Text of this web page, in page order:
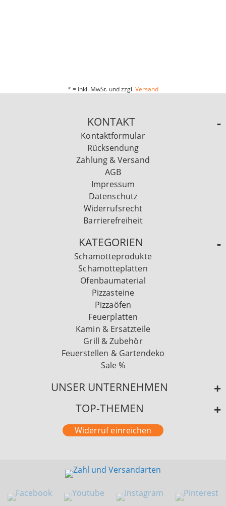
* = Inkl. MwSt. und zzgl.Versand
KONTAKT
Kontaktformular
Rücksendung
Zahlung & Versand
AGB
Impressum
Datenschutz
Widerrufsrecht
Barrierefreiheit
KATEGORIEN
Schamotteprodukte
Schamotteplatten
Ofenbaumaterial
Pizzasteine
Pizzaöfen
Feuerplatten
Kamin & Ersatzteile
Grill & Zubehör
Feuerstellen & Gartendeko
Sale %
UNSER UNTERNEHMEN
TOP-THEMEN
Widerruf einreichen